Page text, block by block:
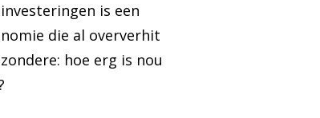
is een
die al oververhit
hoe erg is nou